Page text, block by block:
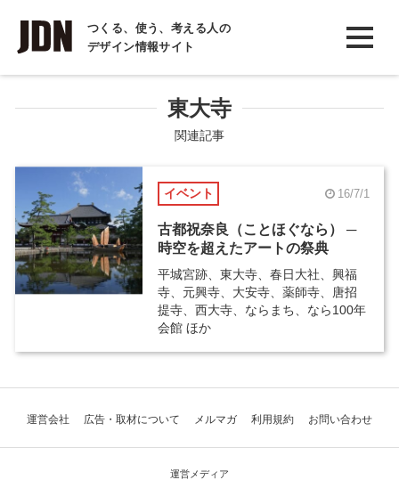
つくる、使う、考える人の
デザイン情報サイト
INTERVIEW
インタビュー
COLUMN
コラム
東大寺
関連記事
イベント 16/7/1
古都祝奈良（ことほぐなら） ─
時空を超えたアートの祭典
平城宮跡、東大寺、春日大社、興福
寺、元興寺、大安寺、薬師寺、唐招
提寺、西大寺、ならまち、なら100年
会館 ほか
運営会社 広告・取材について メルマガ 利用規約 お問い合わせ
運営メディア